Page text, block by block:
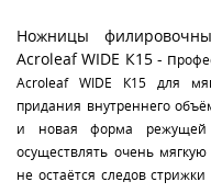
Ножницы
Acroleaf WIDE К15 - п
Acroleaf WIDE К15 для
придания внутреннего
и новая форма режущей
осуществлять очень
не остаётся следов